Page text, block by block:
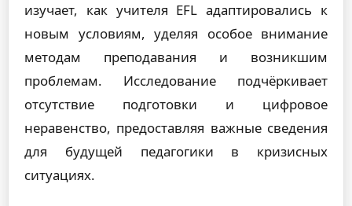
изучает, как учителя EFL адаптировались к
новым условиям, уделяя особое внимание
методам преподавания и возникшим
проблемам. Исследование подчёркивает
отсутствие подготовки и цифровое
неравенство, предоставляя важные сведения
для будущей педагогики в кризисных
ситуациях.